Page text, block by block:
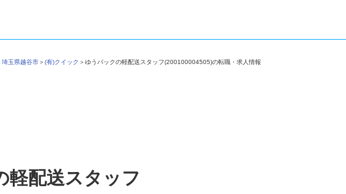
埼玉県越谷市＞(有)クイック＞ゆうパックの軽配送スタッフ(200100004505)の転職・求人情報
軽配送スタッフ